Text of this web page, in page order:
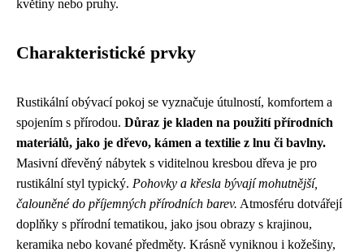
květiny nebo pruhy.
Charakteristické prvky
Rustikální obývací pokoj se vyznačuje útulností, komfortem a
spojením s přírodou. Důraz je kladen na použití přírodních
materiálů, jako je dřevo, kámen a textilie z lnu či bavlny.
Masivní dřevěný nábytek s viditelnou kresbou dřeva je pro
rustikální styl typický. Pohovky a křesla bývají mohutnější,
čalouněné do příjemných přírodních barev. Atmosféru dotvářejí
doplňky s přírodní tematikou, jako jsou obrazy s krajinou,
keramika nebo kované předměty. Krásně vyniknou i kožešiny,